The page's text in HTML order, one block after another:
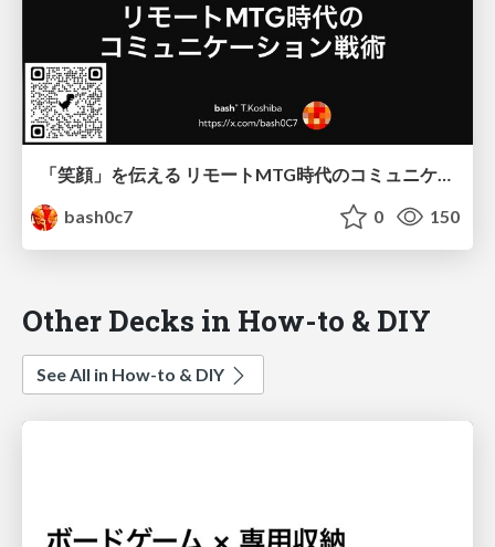
「笑顔」を伝える リモートMTG時代のコミュニケーション戦術
bash0c7
0 150
Other Decks in How-to & DIY
See All in How-to & DIY